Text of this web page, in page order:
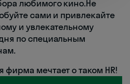
любимого кино.Не
сами и привлекайте
и увлекательному
по специальным
фирма мечтает о таком HR!